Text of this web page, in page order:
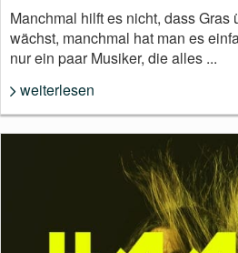
Manchmal hilft es nicht, dass Gras
wächst, manchmal hat man es
nur ein paar Musiker, die alles ...
weiterlesen